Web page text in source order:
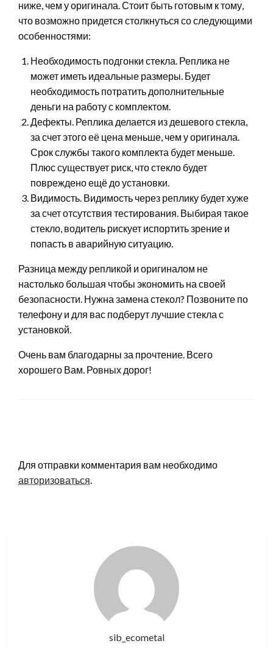
ниже, чем у оригинала. Стоит быть готовым к тому,
что возможно придется столкнуться со следующими
особенностями:
Необходимость подгонки стекла. Реплика не
может иметь идеальные размеры. Будет
необходимость потратить дополнительные
деньги на работу с комплектом.
Дефекты. Реплика делается из дешевого стекла,
за счет этого её цена меньше, чем у оригинала.
Срок службы такого комплекта будет меньше.
Плюс существует риск, что стекло будет
повреждено ещё до установки.
Видимость. Видимость через реплику будет хуже
за счет отсутствия тестирования. Выбирая такое
стекло, водитель рискует испортить зрение и
попасть в аварийную ситуацию.
Разница между репликой и оригиналом не
настолько большая чтобы экономить на своей
безопасности. Нужна замена стекол? Позвоните по
телефону и для вас подберут лучшие стекла с
установкой.
Очень вам благодарны за прочтение. Всего
хорошего Вам. Ровных дорог!
Для отправки комментария вам необходимо
авторизоваться.
sib_ecometal